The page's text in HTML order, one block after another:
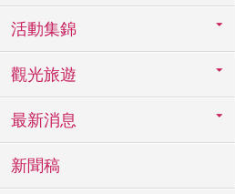
活動集錦
觀光旅遊
最新消息
新聞稿